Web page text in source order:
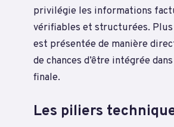
privilégie les informations
vérifiables et structurées. Plus
est présentée de manière
de chances d’être intégrée
finale.
Les piliers